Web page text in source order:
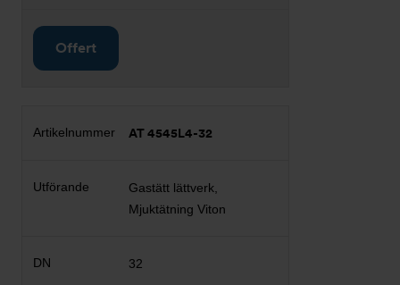
Offert
AT 4545L4-32
Gastätt lättverk,
Mjuktätning Viton
32